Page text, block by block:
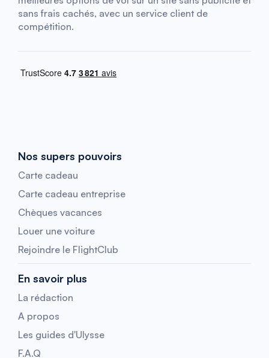
sans frais cachés, avec un service client de
compétition.
Nos supers pouvoirs
Carte cadeau
Carte cadeau entreprise
Chèques vacances
Louer une voiture
Rejoindre le FlightClub
En savoir plus
La rédaction
A propos
Les guides d'Ulysse
F.A.Q